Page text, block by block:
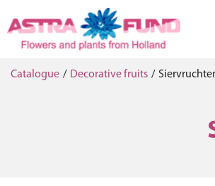
Catalogue / Decorative fruits /